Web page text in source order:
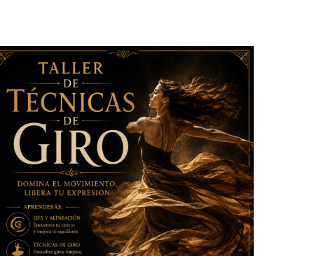
By
DIGLENYS BETANCES – MAESTRA BAILARINA
PROFESIONAL – SOLO BAILA EN EVENTOS CULTURALES